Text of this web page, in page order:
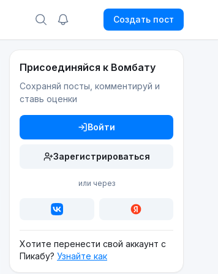
Создать пост
Присоединяйся к Вомбату
Сохраняй посты, комментируй и
ставь оценки
Войти
Зарегистрироваться
или через
Хотите перенести свой аккаунт с
Пикабу? Узнайте как